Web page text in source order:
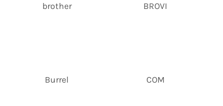
brother BROVI
Burrel COM